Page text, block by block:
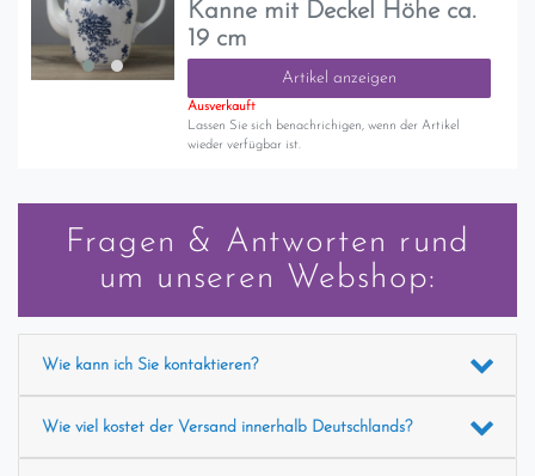
Kanne mit Deckel Höhe ca.
19 cm
Artikel anzeigen
Ausverkauft
Lassen Sie sich benachrichigen, wenn der Artikel
wieder verfügbar ist.
Fragen & Antworten rund
um unseren Webshop:
Wie kann ich Sie kontaktieren?
Wie viel kostet der Versand innerhalb Deutschlands?